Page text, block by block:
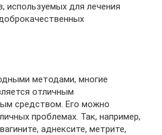
используемых для лечения
методами, многие
отличным
средством. Его можно
проблемах. Так, например,
аднексите, метрите,